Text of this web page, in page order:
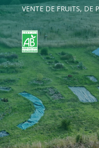
VENTE DE FRUITS, DE